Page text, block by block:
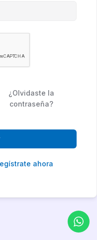
¿Olvidaste la
contraseña?
ahora